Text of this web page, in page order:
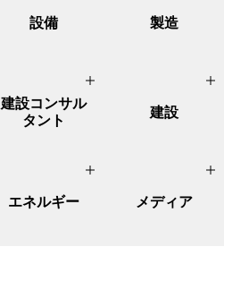
設備 製造
建設コンサル
タント
建設
エネルギー メディア